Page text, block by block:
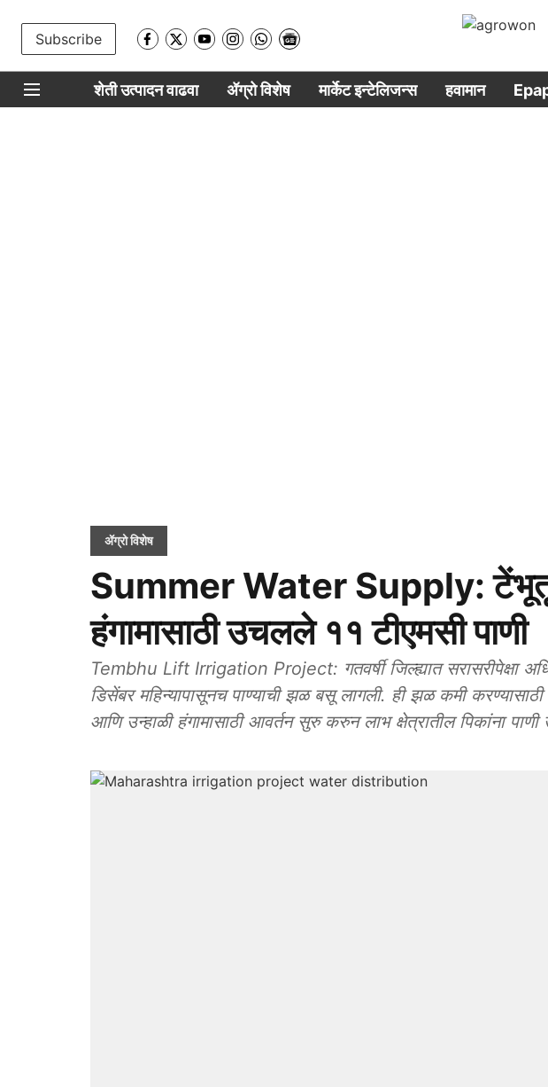
Subscribe
शेती उत्पादन वाढवा ॲग्रो विशेष मार्केट इन्टेलिजन्स हवामान
ॲग्रो विशेष
Summer Water Supply: टेंभूतून
हंगामासाठी उचलले ११ टीएमसी पाणी
Tembhu Lift Irrigation Project: गतवर्षी जिल्ह्यात सरासरीपेक्षा
डिसेंबर महिन्यापासूनच पाण्याची झळ बसू लागली. ही झळ कमी
आणि उन्हाळी हंगामासाठी आवर्तन सुरु करुन लाभ क्षेत्रातील पिकांना